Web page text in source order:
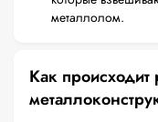
металлолом.
Как